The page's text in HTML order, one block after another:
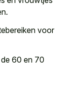
voor
60 en 70